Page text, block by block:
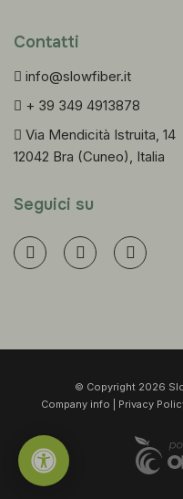
Seguici su
Contatti
info@slowfiber.it
+ 39 349 4913878
Via Mendicità Istruita, 14
12042 Bra (Cuneo), Italia
© Copyright 2026
Company info
Privacy